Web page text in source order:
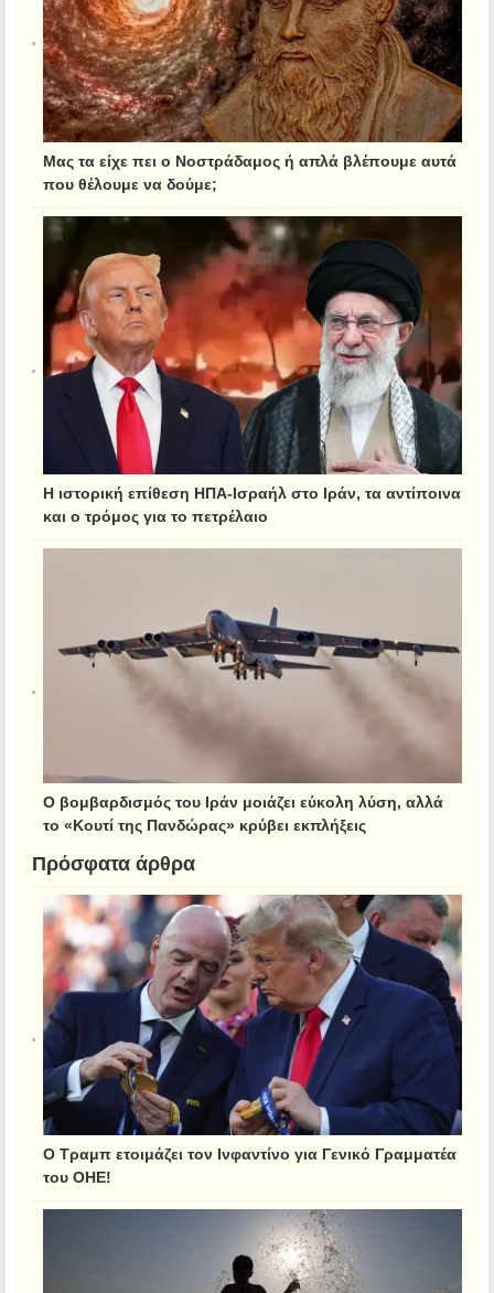
Μας τα είχε πει ο Νοστράδαμος ή απλά βλέπουμε αυτά
που θέλουμε να δούμε;
Η ιστορική επίθεση ΗΠΑ-Ισραήλ στο Ιράν, τα αντίποινα
και ο τρόμος για το πετρέλαιο
Ο βομβαρδισμός του Ιράν μοιάζει εύκολη λύση, αλλά
το «Κουτί της Πανδώρας» κρύβει εκπλήξεις
Πρόσφατα άρθρα
Ο Τραμπ ετοιμάζει τον Ινφαντίνο για Γενικό Γραμματέα
του ΟΗΕ!